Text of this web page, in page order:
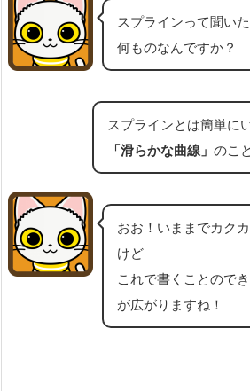
スプラインって聞い
何ものなんですか？
スプラインとは簡単に
「滑らかな曲線」 のこ
おお！いままでカク
けど
これで書くことので
が広がりますね！